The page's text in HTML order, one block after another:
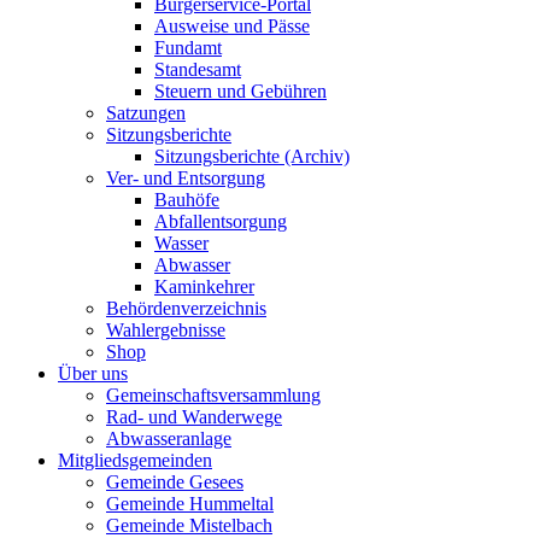
Bürgerservice-Portal
Ausweise und Pässe
Fundamt
Standesamt
Steuern und Gebühren
Satzungen
Sitzungsberichte
Sitzungsberichte (Archiv)
Ver- und Entsorgung
Bauhöfe
Abfallentsorgung
Wasser
Abwasser
Kaminkehrer
Behördenverzeichnis
Wahlergebnisse
Shop
Über uns
Gemeinschaftsversammlung
Rad- und Wanderwege
Abwasseranlage
Mitgliedsgemeinden
Gemeinde Gesees
Gemeinde Hummeltal
Gemeinde Mistelbach